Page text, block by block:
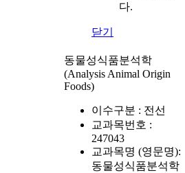
다.
닫기
동물성식품분석학
(Analysis Animal Origin
Foods)
이수구분 : 전선
교과목번호 :
247043
교과목명 (영문명):
동물성식품분석학